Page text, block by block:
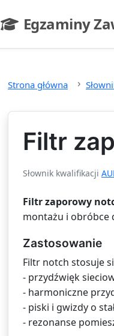
Egzaminy
- strona główna
Strona główna
Filtr
Słownik kwalifikacji
Filtr zaporowy
montażu i obróbce
Zastosowanie
Filtr notch stosuje
- przydźwięk
- harmoniczne
- piski i gwizdy o
- rezonanse